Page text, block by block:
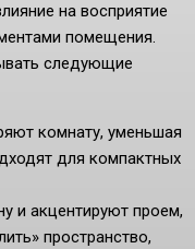
на восприятие
помещения.
следующие
комнату, уменьшая
для компактных
и акцентируют проем,
пространство,